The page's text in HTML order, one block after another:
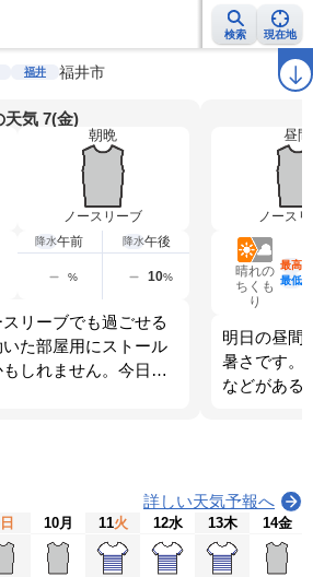
検索 現在地
地震情報 ラ
福井 福井市
天気 7(金)
朝晩
ノースリーブ
降水午前
%
降水午後
10%
リーブでも過ごせる
た部屋用にストール
しれません。今日
昼間
ノース
晴れの
ちくも
り
最高
最低
明日の昼間
暑さです。
などがある
詳しい天気予報へ
日 10月 11火 12水 13木 14金